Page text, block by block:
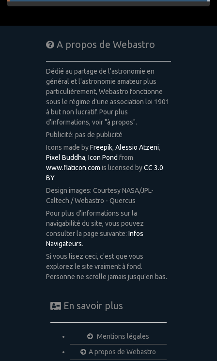
A propos de Webastro
Dédié au partage de l'astronomie en
général et l'astronomie amateur plus
particulièrement, Webastro fonctionne
sous le régime d'une association loi 1901
à but non lucratif. Pour plus
d'informations, voir "à propos".
Publicité: pas de publicité
Icons made byFreepik, Alessio Atzeni,
Pixel Buddha, Icon Pond from
www.flaticon.com is licensed byCC 3.0
BY
Design images: Courtesy NASA/JPL-
Caltech / Webastro - Quercus
Pour plus d'informations sur la
navigabilité du site, vous pouvez
consulter la page suivante: Infos
Navigateurs.
Si vous lisez ceci, c'est que vous
explorez le site vraiment à fond.
Personne ne scrolle jamais jusqu'en bas.
En savoir plus
Mentions légales
A propos de Webastro